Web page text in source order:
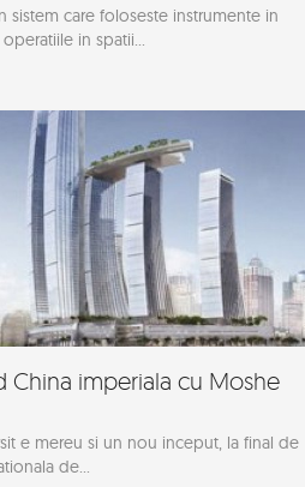
sistem care foloseste instrumente in
in spatii...
China imperiala cu Moshe
e mereu si un nou inceput, la final de
de...